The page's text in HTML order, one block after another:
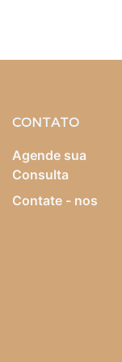
CONTATO
Agende sua
Consulta
Contate - nos